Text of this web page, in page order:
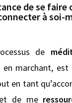
de se
à soi-
de
en marchant, est
en tant
de me